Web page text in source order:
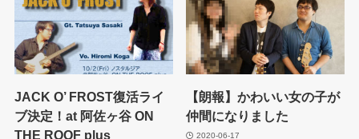
JACK O’ FROST復活ライ
ブ決定！at 阿佐ヶ谷 ON
THE ROOF plus
【朗報】かわいい女の子が
仲間になりました
2020-06-17